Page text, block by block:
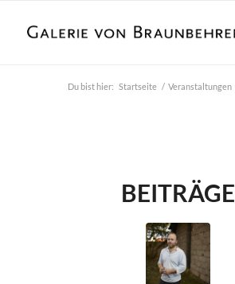
Du bist hier: Startseite / Veranstaltungen
BEITRÄGE